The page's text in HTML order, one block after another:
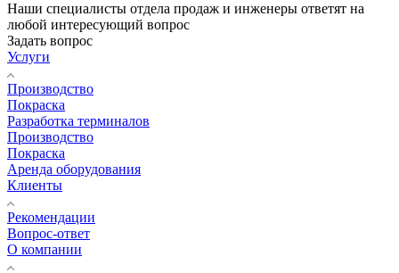
Наши специалисты отдела продаж и инженеры ответят на
любой интересующий вопрос
Задать вопрос
Услуги
Производство
Покраска
Разработка терминалов
Производство
Покраска
Аренда оборудования
Клиенты
Рекомендации
Вопрос-ответ
О компании